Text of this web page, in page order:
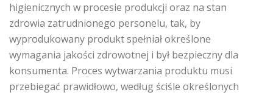
higienicznych w procesie produkcji oraz na stan
zdrowia zatrudnionego personelu, tak, by
wyprodukowany produkt spełniał określone
wymagania jakości zdrowotnej i był bezpieczny dla
konsumenta. Proces wytwarzania produktu musi
przebiegać prawidłowo, według ściśle określonych